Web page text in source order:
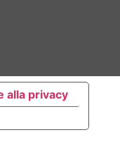
alla privacy